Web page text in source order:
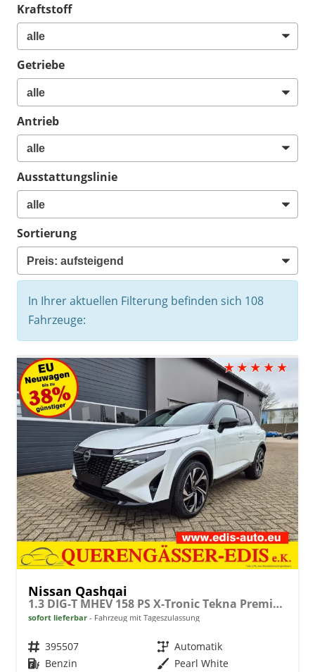
Kraftstoff
Getriebe
Antrieb
Ausstattungslinie
Sortierung
In Ihrer aktuellen Filterung befinden sich 108
Fahrzeuge:
Nissan Qashqai
1.3 DIG-T MHEV 158 PS X-Tronic Tekna Premium Paket 20"LM Teil-Leder PanoGlasdach Klimaautomatik Sitzheizung Lenkradheizung Navi Head-Up Display elektr. Heckklappe ACC PDC v+h 360°Kamera DAB Bluetooth Touchscreen Apple CarPlay Android Auto
sofort lieferbar Fahrzeug mit Tageszulassung
Fahrzeugnr. 395507 Getriebe Automatik
Kraftstoff Benzin Außenfarbe Pearl White